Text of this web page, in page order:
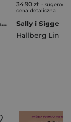
Najpiękniejsza bajka Mikołaja. Czytamy i słuchamy
34,90 zł -
cena detaliczna
Sally i Sigge
Hallberg Lin